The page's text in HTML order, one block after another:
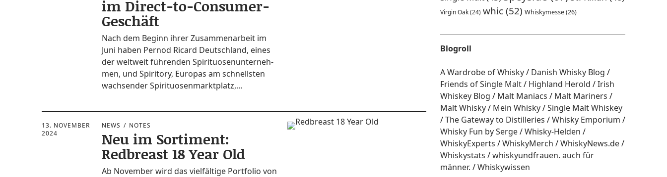
im Direct-to-Consumer-
Geschäft
Nach dem Beginn ihrer Zusam­men­ar­beit im
Juni haben Per­nod Ricard Deutsch­land, eines
der welt­weit füh­ren­den Spi­ri­tuo­sen­un­ter­neh­
men, und Spi­ri­to­ry, Euro­pas am schnells­ten
wach­sen­der Spirituosenmarktplatz,…
13. NOVEMBER
2024
NEWS NOTES
Neu im Sortiment:
Redbreast 18 Year Old
Ab Novem­ber wird das viel­fäl­ti­ge Port­fo­lio von
Virgin Oak(24) whic(52) Whiskymesse(26)
Blogroll
A Wardrobe of Whisky
Danish Whisky Blog
Friends of Single Malt
Highland Herold
Irish
Whiskey Blog
Malt Maniacs
Malt Mariners
Malt Whisky
Mein Whisky
Single Malt Whiskey
The Gateway to Distilleries
Whisky Emporium
Whisky Fun by Serge
Whisky-Helden
WhiskyExperts
WhiskyMerch
WhiskyNews.de
Whiskystats
whiskyundfrauen. auch für
männer.
Whiskywissen